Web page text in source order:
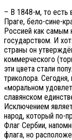
– В 1848-м, то есть
Праге, бело-сине-
Россией как самым
государством. И
страны он
коммерческого
эти цвета стали
триколора.
«моральном
славянском
Исключением
народ, который по-
Флаг Сербии,
флага, но